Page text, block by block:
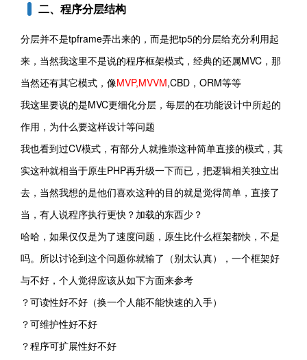
二、程序分层结构
分层并不是tpframe弄出来的，而是把tp5的分层给充分利用起
来，当然我这里不是说的程序框架模式，经典的还属MVC，那
当然还有其它模式，像MVP,MVVM,CBD，ORM等等
我这里要说的是MVC更细化分层，每层的在功能设计中所起的
作用，为什么要这样设计等问题
我也看到过CV模式，有部分人就推崇这种简单直接的模式，其
实这种就相当于原生PHP再升级一下而已，把逻辑相关独立出
去，当然我想的是他们喜欢这种的目的就是觉得简单，直接了
当，有人说程序执行更快？加载的东西少？
哈哈，如果仅仅是为了速度问题，原生比什么框架都快，不是
吗。所以讨论到这个问题你就输了（别太认真），一个框架好
与不好，个人觉得应该从如下方面来参考
？可读性好不好（换一个人能不能快速的入手）
？可维护性好不好
？程序可扩展性好不好